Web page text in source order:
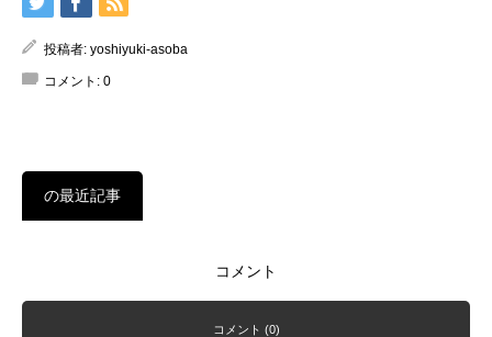
投稿者: yoshiyuki-asoba
コメント: 0
の最近記事
コメント
コメント (0)